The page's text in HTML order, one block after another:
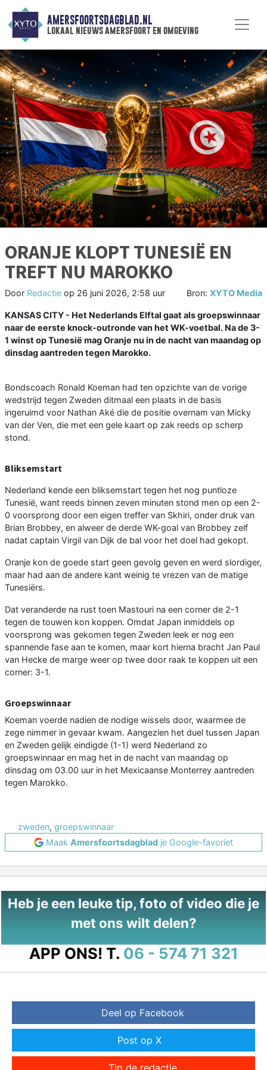
AMERSFOORTSDAGBLAD.NL
lokaal nieuws amersfoort en omgeving
ORANJE KLOPT TUNESIË EN
TREFT NU MAROKKO
Door Redactie op 26 juni 2026, 2:58 uur Bron: XYTO Media
KANSAS CITY - Het Nederlands Elftal gaat als groepswinnaar
naar de eerste knock-outronde van het WK-voetbal. Na de 3-
1 winst op Tunesië mag Oranje nu in de nacht van maandag op
dinsdag aantreden tegen Marokko.
Bondscoach Ronald Koeman had ten opzichte van de vorige
wedstrijd tegen Zweden ditmaal een plaats in de basis
ingeruimd voor Nathan Aké die de positie overnam van Micky
van der Ven, die met een gele kaart op zak reeds op scherp
stond.
Bliksemstart
Nederland kende een bliksemstart tegen het nog puntloze
Tunesië, want reeds binnen zeven minuten stond men op een 2-
0 voorsprong door een eigen treffer van Skhiri, onder druk van
Brian Brobbey, en alweer de derde WK-goal van Brobbey zelf
nadat captain Virgil van Dijk de bal voor het doel had gekopt.
Oranje kon de goede start geen gevolg geven en werd slordiger,
maar had aan de andere kant weinig te vrezen van de matige
Tunesiërs.
Dat veranderde na rust toen Mastouri na een corner de 2-1
tegen de touwen kon koppen. Omdat Japan inmiddels op
voorsprong was gekomen tegen Zweden leek er nog een
spannende fase aan te komen, maar kort hierna bracht Jan Paul
van Hecke de marge weer op twee door raak te koppen uit een
corner: 3-1.
Groepswinnaar
Koeman voerde nadien de nodige wissels door, waarmee de
zege nimmer in gevaar kwam. Aangezien het duel tussen Japan
en Zweden gelijk eindigde (1-1) werd Nederland zo
groepswinnaar en mag het in de nacht van maandag op
dinsdag om 03.00 uur in het Mexicaanse Monterrey aantreden
tegen Marokko.
zweden, groepswinnaar
Maak Amersfoortsdagblad je Google-favoriet
Heb je een leuke tip, foto of video die je
met ons wilt delen?
APP ONS! T. 06 - 574 71 321
Deel op Facebook
Post op X